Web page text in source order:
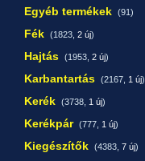
Egyéb termékek (91)
Fék (1823, 2 új)
Hajtás (1953, 2 új)
Karbantartás (2167, 1 új)
Kerék (3738, 1 új)
Kerékpár (777, 1 új)
Kiegészítők (4383, 7 új)